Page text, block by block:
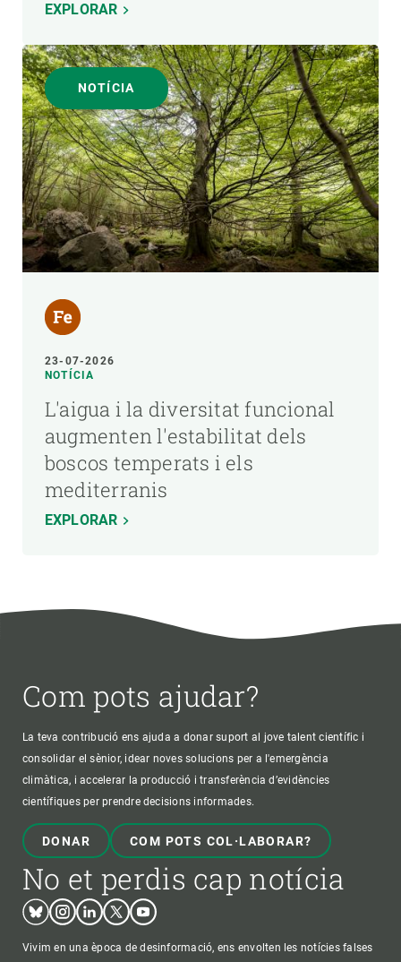
EXPLORAR
NOTÍCIA
23-07-2026
NOTÍCIA
L'aigua i la diversitat funcional
augmenten l'estabilitat dels
boscos temperats i els
mediterranis
EXPLORAR
Com pots ajudar?
La teva contribució ens ajuda a donar suport al jove talent científic i
consolidar el sènior, idear noves solucions per a l'emergència
climàtica, i accelerar la producció i transferència d’evidències
científiques per prendre decisions informades.
DONAR COM POTS COL·LABORAR?
No et perdis cap notícia
BlueskyInstagram
LinkedinTwitterYoutube
Vivim en una època de desinformació, ens envolten les notícies falses